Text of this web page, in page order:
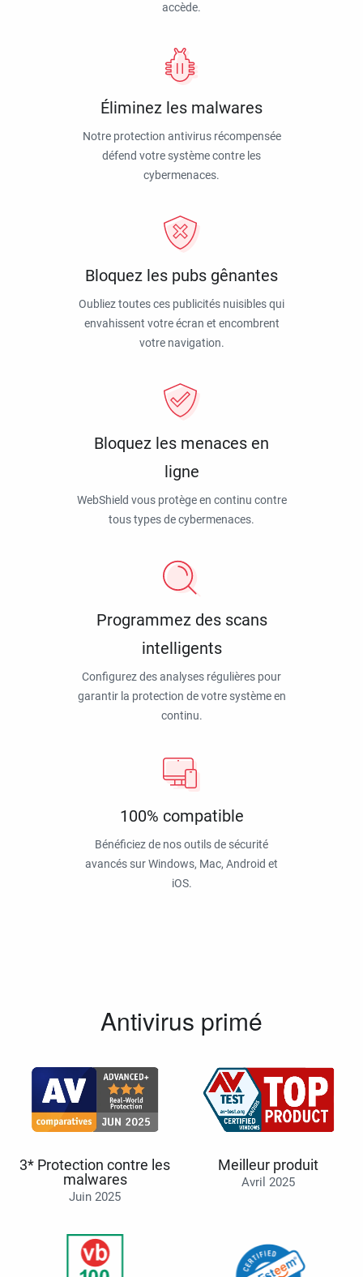
accède.
Éliminez les malwares
Notre protection antivirus récompensée
défend votre système contre les
cybermenaces.
Bloquez les pubs gênantes
Oubliez toutes ces publicités nuisibles qui
envahissent votre écran et encombrent
votre navigation.
Bloquez les menaces en
ligne
WebShield vous protège en continu contre
tous types de cybermenaces.
Programmez des scans
intelligents
Configurez des analyses régulières pour
garantir la protection de votre système en
continu.
100% compatible
Bénéficiez de nos outils de sécurité
avancés sur Windows, Mac, Android et
iOS.
Antivirus primé
3* Protection contre les
malwares
Juin 2025
Meilleur produit
Avril 2025